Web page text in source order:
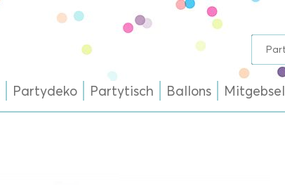
Partydeko Partytisch Ballons Mitgebsel